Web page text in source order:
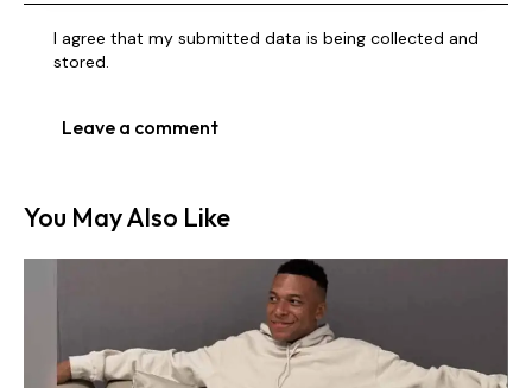
I agree that my submitted data is being collected and
stored.
You May Also Like